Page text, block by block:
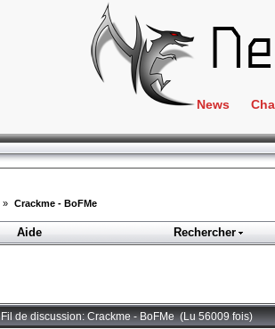
News
» Crackme - BoFMe
Aide Rechercher
Fil de discussion: Crackme - BoFMe (Lu 56009 fois)